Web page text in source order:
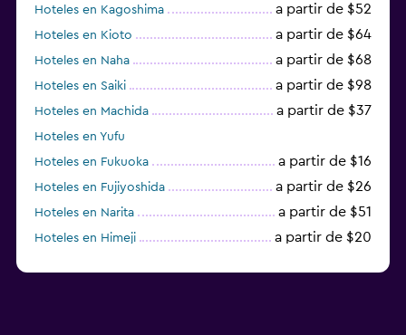
Hoteles en Kagoshima a partir de $52
Hoteles en Kioto a partir de $64
Hoteles en Naha a partir de $68
Hoteles en Saiki a partir de $98
Hoteles en Machida a partir de $37
Hoteles en Yufu
Hoteles en Fukuoka
a partir de $16
Hoteles en Fujiyoshida a partir de $26
Hoteles en Narita a partir de $51
Hoteles en Himeji a partir de $20